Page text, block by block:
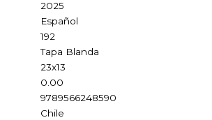
2025
Español
192
Tapa Blanda
23x13
0.00
9789566248590
Chile